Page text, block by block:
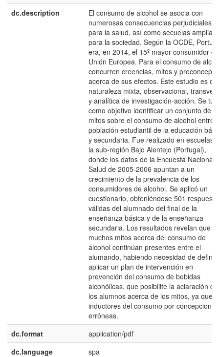
dc.description
El consumo de alcohol se asocia con
numerosas consecuencias perjudiciales
para la salud, así como secuelas amplias
para la sociedad. Según la OCDE,
era, en 2014, el 15º mayor consumidor
Unión Europea. Para el consumo de
concurren creencias, mitos y
acerca de sus efectos. Este estudio es de
naturaleza mixta, observacional,
y analítica de investigación-acción. Se
como objetivo identificar un conjunto de
mitos sobre el consumo de alcohol entre
población estudiantil de la educación
y secundaria. Fue realizado en escuelas
la sub-región Bajo Alentejo (Portugal),
donde los datos de la Encuesta Nacional
Salud de 2005-2006 apuntan a un
crecimiento de la prevalencia de los
consumidores de alcohol. Se aplicó un
cuestionario, obteniéndose 501
válidas del alumnado del final de la
enseñanza básica y de la enseñanza
secundaria. Los resultados revelan que
muchos mitos acerca del consumo de
alcohol continúan presentes entre el
alumando, habiendo necesidad de definir
aplicar un plan de intervención en
prevención del consumo de bebidas
alcohólicas, que posibilite la aclaración de
los alumnos acerca de los mitos, ya que
inductores del consumo por concepciones
erróneas.
dc.format
application/pdf
dc.language
spa